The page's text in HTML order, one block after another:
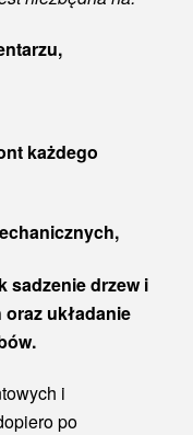
każdego
sadzenie drzew i
układanie
i
po